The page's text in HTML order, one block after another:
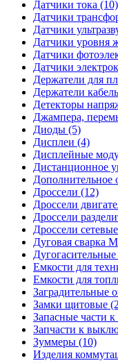
Датчики тока (10)
Датчики
Датчики
Датчики уровня
Датчики
Датчики
Держатели для
Держатели
Детекторы
Джампера,
Диоды (5)
Дисплеи (4)
Дисплейные
Дистанционное
Дополнительное
Дроссели (12)
Дроссели
Дроссели
Дроссели
Дуговая сварка
Емкости для
Емкости для
Заградительные
Замки щитовые
Запасные части
Запчасти к
Зуммеры (10)
Изделия